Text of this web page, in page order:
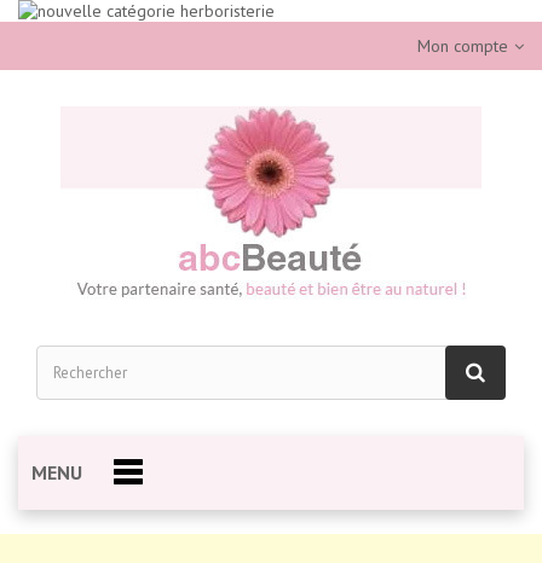
Mon compte
MENU